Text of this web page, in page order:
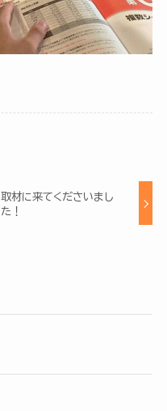
取材に来てくださいまし
た！